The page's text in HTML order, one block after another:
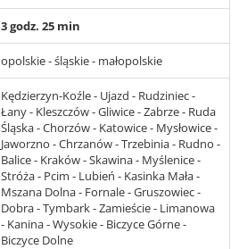
3 godz. 25 min
opolskie - śląskie - małopolskie
Kędzierzyn-Koźle - Ujazd - Rudziniec -
Łany - Kleszczów - Gliwice - Zabrze - Ruda
Śląska - Chorzów - Katowice - Mysłowice -
Jaworzno - Chrzanów - Trzebinia - Rudno -
Balice - Kraków - Skawina - Myślenice -
Stróża - Pcim - Lubień - Kasinka Mała -
Mszana Dolna - Fornale - Gruszowiec -
Dobra - Tymbark - Zamieście - Limanowa
- Kanina - Wysokie - Biczyce Górne -
Biczyce Dolne